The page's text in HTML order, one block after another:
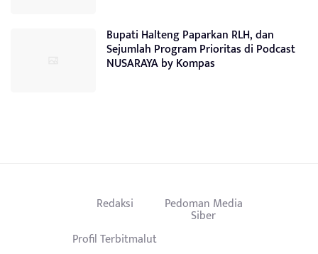
Bupati Halteng Paparkan RLH, dan
Sejumlah Program Prioritas di Podcast
NUSARAYA by Kompas
Redaksi Pedoman Media
Siber
Profil Terbitmalut